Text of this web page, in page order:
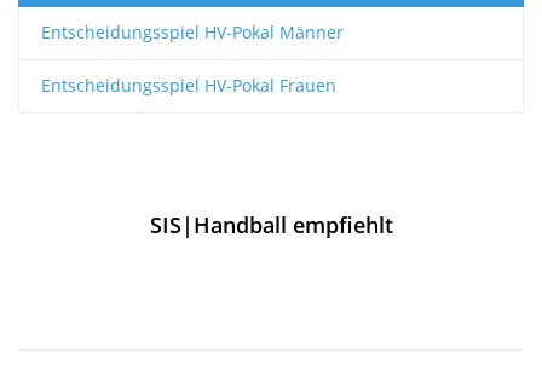
Entscheidungsspiel HV-Pokal Männer
Entscheidungsspiel HV-Pokal Frauen
SIS|Handball empfiehlt